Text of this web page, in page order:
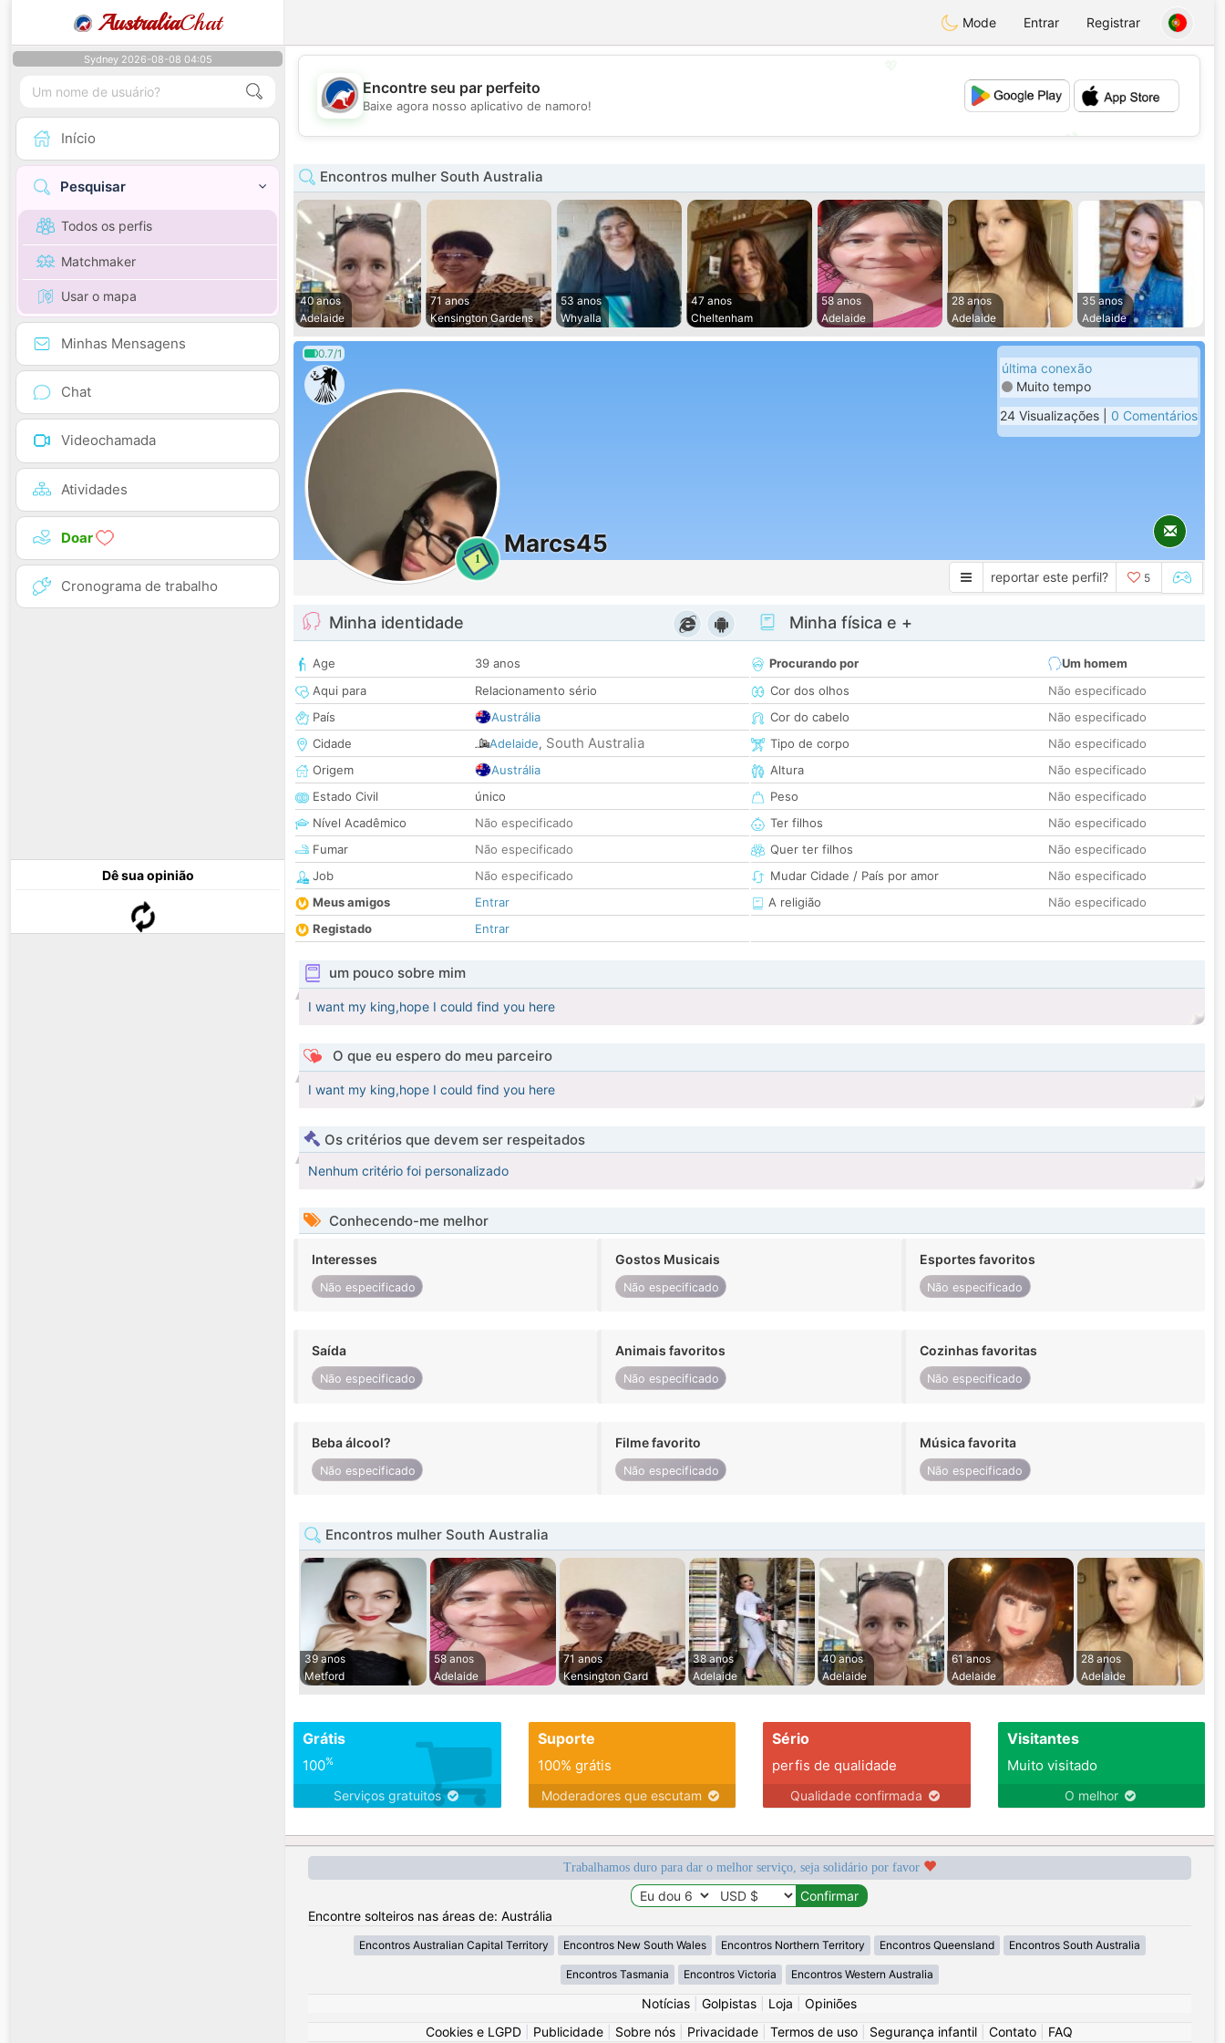
AustraliaChat Mode Entrar Registrar
Sydney 2026-08-08 04:05
Início
Pesquisar
Todos os perfis
Matchmaker
Usar o mapa
Minhas Mensagens
Chat
Videochamada
Atividades
Doar
Cronograma de trabalho
Dê sua opinião
💕
Encontre seu par perfeito
Baixe agora nosso aplicativo de namoro!
Encontros mulher South Australia
40 anos
Adelaide
71 anos
Kensington Gardens
53 anos
Whyalla
47 anos
Cheltenham
58 anos
Adelaide
28 anos
Adelaide
35 anos
Adelaide
0.7/1
1
Marcs45
última conexão
Muito tempo
24 Visualizações | 0 Comentários
reportar este perfil? 5
Minha identidade
Age
39 anos
Aqui para
Relacionamento sério
País
Austrália
Cidade
Adelaide, South Australia
Origem
Austrália
Estado Civil
único
Nível Acadêmico
Não especificado
Fumar
Não especificado
Job
Não especificado
Meus amigos
Entrar
Registado
Entrar
Minha física e +
Procurando por
Um homem
Cor dos olhos
Não especificado
Cor do cabelo
Não especificado
Tipo de corpo
Não especificado
Altura
Não especificado
Peso
Não especificado
Ter filhos
Não especificado
Quer ter filhos
Não especificado
Mudar Cidade / País por amor
Não especificado
A religião
Não especificado
um pouco sobre mim
I want my king,hope I could find you here
O que eu espero do meu parceiro
I want my king,hope I could find you here
Os critérios que devem ser respeitados
Nenhum critério foi personalizado
Conhecendo-me melhor
Interesses
Não especificado
Gostos Musicais
Não especificado
Esportes favoritos
Não especificado
Saída
Não especificado
Animais favoritos
Não especificado
Cozinhas favoritas
Não especificado
Beba álcool?
Não especificado
Filme favorito
Não especificado
Música favorita
Não especificado
Encontros mulher South Australia
39 anos
Metford
58 anos
Adelaide
71 anos
Kensington Gard
38 anos
Adelaide
40 anos
Adelaide
61 anos
Adelaide
28 anos
Adelaide
Grátis
100%
Serviços gratuitos
Suporte
100% grátis
Moderadores que escutam
Sério
perfis de qualidade
Qualidade confirmada
Visitantes
Muito visitado
O melhor
Trabalhamos duro para dar o melhor serviço, seja solidário por favor
Encontre solteiros nas áreas de: Austrália
Encontros Australian Capital Territory Encontros New South Wales Encontros Northern Territory Encontros Queensland Encontros South Australia
Encontros Tasmania Encontros Victoria Encontros Western Australia
Notícias Golpistas Loja
Opiniões
Cookies e LGPD
Publicidade Sobre nós Privacidade Termos de uso Segurança infantil Contato FAQ